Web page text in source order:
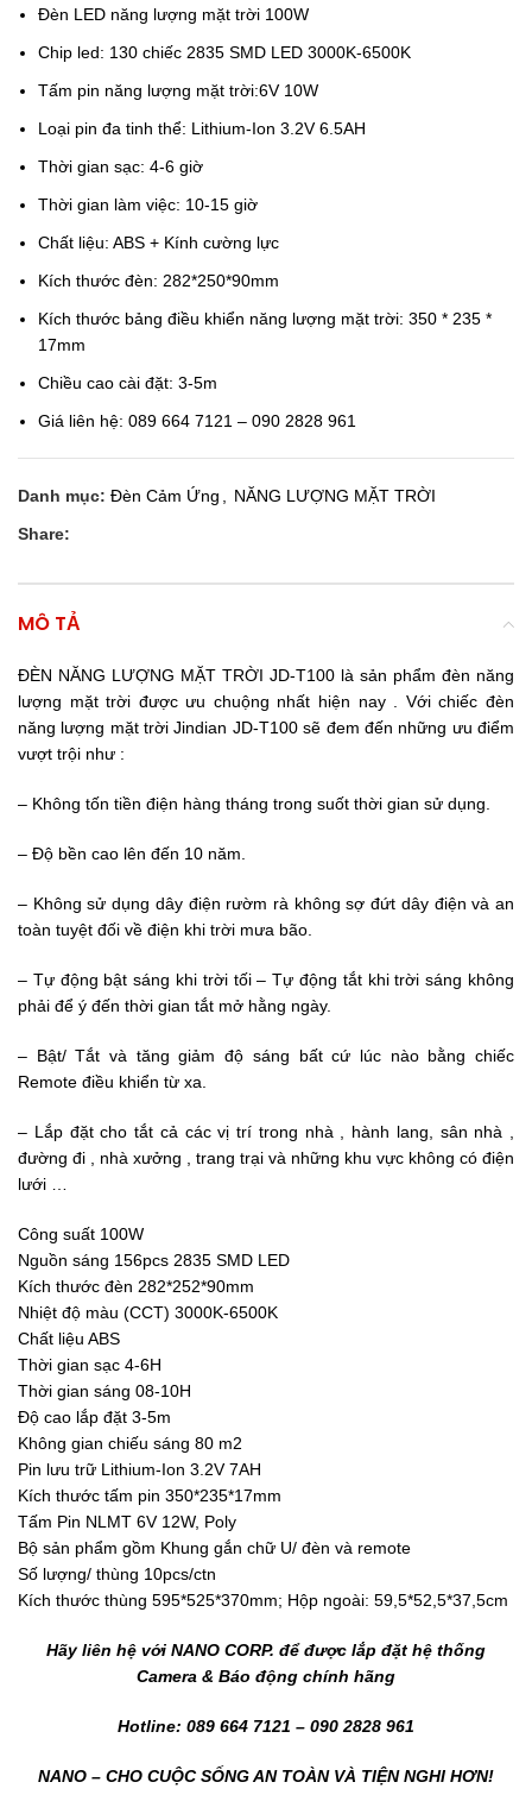
Đèn LED năng lượng mặt trời 100W
Chip led: 130 chiếc 2835 SMD LED 3000K-6500K
Tấm pin năng lượng mặt trời:6V 10W
Loại pin đa tinh thể: Lithium-Ion 3.2V 6.5AH
Thời gian sạc: 4-6 giờ
Thời gian làm việc: 10-15 giờ
Chất liệu: ABS + Kính cường lực
Kích thước đèn: 282*250*90mm
Kích thước bảng điều khiển năng lượng mặt trời: 350 * 235 *
17mm
Chiều cao cài đặt: 3-5m
Giá liên hệ: 089 664 7121 – 090 2828 961
Danh mục: Đèn Cảm Ứng
NĂNG LƯỢNG MẶT TRỜI
Share:
MÔ TẢ
ĐÈN NĂNG LƯỢNG MẶT TRỜI JD-T100 là sản phẩm đèn năng
lượng mặt trời được ưu chuộng nhất hiện nay . Với chiếc đèn
năng lượng mặt trời Jindian JD-T100 sẽ đem đến những ưu điểm
vượt trội như :
– Không tốn tiền điện hàng tháng trong suốt thời gian sử dụng.
– Độ bền cao lên đến 10 năm.
– Không sử dụng dây điện rườm rà không sợ đứt dây điện và an
toàn tuyệt đối về điện khi trời mưa bão.
– Tự động bật sáng khi trời tối – Tự động tắt khi trời sáng không
phải để ý đến thời gian tắt mở hằng ngày.
– Bật/ Tắt và tăng giảm độ sáng bất cứ lúc nào bằng chiếc
Remote điều khiển từ xa.
– Lắp đặt cho tắt cả các vị trí trong nhà , hành lang, sân nhà ,
đường đi , nhà xưởng , trang trại và những khu vực không có điện
lưới …
Công suất 100W
Nguồn sáng 156pcs 2835 SMD LED
Kích thước đèn 282*252*90mm
Nhiệt độ màu (CCT) 3000K-6500K
Chất liệu ABS
Thời gian sạc 4-6H
Thời gian sáng 08-10H
Độ cao lắp đặt 3-5m
Không gian chiếu sáng 80 m2
Pin lưu trữ Lithium-Ion 3.2V 7AH
Kích thước tấm pin 350*235*17mm
Tấm Pin NLMT 6V 12W, Poly
Bộ sản phẩm gồm Khung gắn chữ U/ đèn và remote
Số lượng/ thùng 10pcs/ctn
Kích thước thùng 595*525*370mm; Hộp ngoài: 59,5*52,5*37,5cm
Hãy liên hệ với NANO CORP. để được lắp đặt hệ thống
Camera & Báo động chính hãng
Hotline: 089 664 7121 – 090 2828 961
NANO – CHO CUỘC SỐNG AN TOÀN VÀ TIỆN NGHI HƠN!